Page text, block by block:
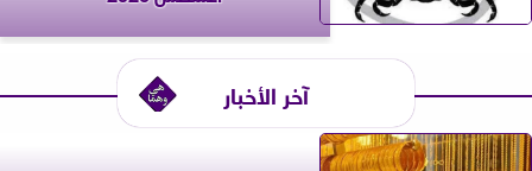
آخر الأخبار